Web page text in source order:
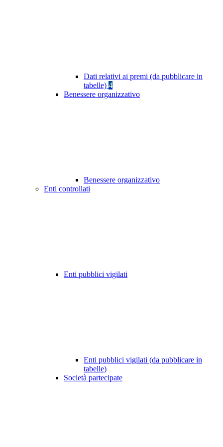
Dati relativi ai premi (da pubblicare in
tabelle) 4
Benessere organizzativo
Benessere organizzativo
Enti controllati
Enti pubblici vigilati
Enti pubblici vigilati (da pubblicare in
tabelle)
Società partecipate